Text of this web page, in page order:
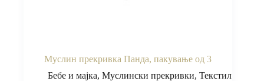
Муслин прекривка Панда, пакување од 3
Бебе и мајка,Муслински прекривки,Текстил